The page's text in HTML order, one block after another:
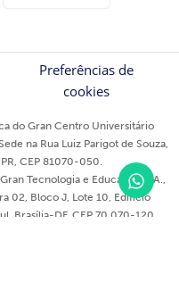
Preferências de
cookies
do Gran Centro Universitário
na Rua Luiz Parigot de Souza,
CEP 81070-050.
Tecnologia e Educação S/A.,
02, Bloco J, Lote 10, Edifício
Brasília-DF, CEP 70.070-120.